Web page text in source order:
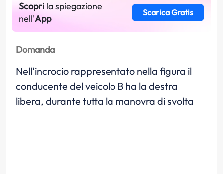
Scopri la spiegazione
nell'App
Scarica Gratis
Domanda
Nell'incrocio rappresentato nella figura il
conducente del veicolo B ha la destra
libera, durante tutta la manovra di svolta